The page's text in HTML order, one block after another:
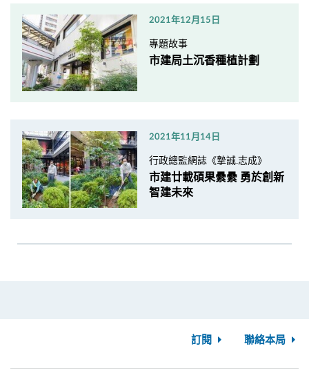
2021年12月15日
專題故事
市建局土沉香種植計劃
2021年11月14日
行政總監網誌《摯誠.志成》
市建廿載碩果纍纍 勇於創新
智建未來
訂閱 聯絡本局